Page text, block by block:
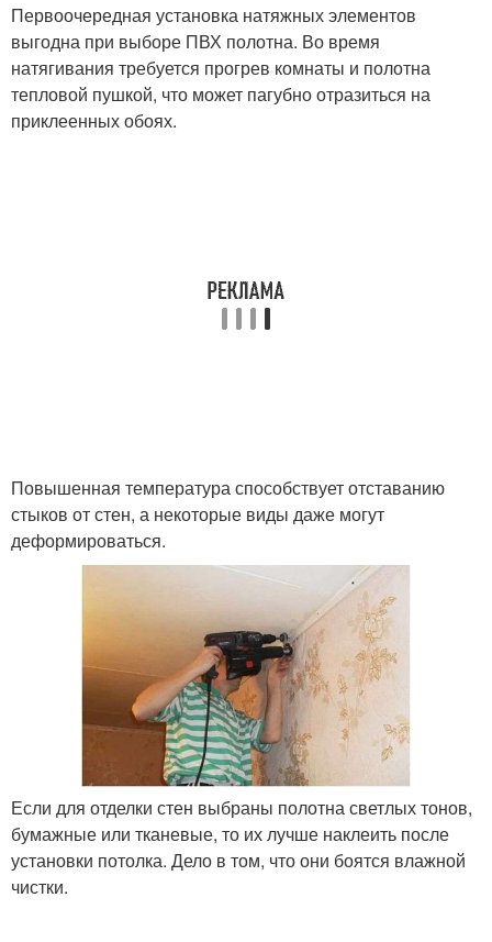
Первоочередная установка натяжных элементов
выгодна при выборе ПВХ полотна. Во время
натягивания требуется прогрев комнаты и полотна
тепловой пушкой, что может пагубно отразиться на
приклеенных обоях.
Повышенная температура способствует отставанию
стыков от стен, а некоторые виды даже могут
деформироваться.
Если для отделки стен выбраны полотна светлых тонов,
бумажные или тканевые, то их лучше наклеить после
установки потолка. Дело в том, что они боятся влажной
чистки.